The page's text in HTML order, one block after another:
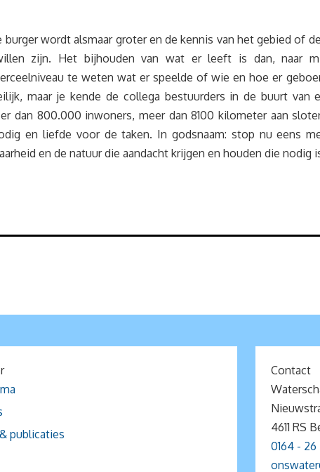
wordt alsmaar groter en de kennis van het gebied of
zijn. Het bijhouden van wat er leeft is dan, naar
te weten wat er speelde of wie en hoe er
maar je kende de collega bestuurders in de buurt
dan 800.000 inwoners, meer dan 8100 kilometer aan
en liefde voor de taken. In godsnaam: stop nu eens
en de natuur die aandacht krijgen en houden die nodig
publicaties
Contact
4611 RS
0164 - 26